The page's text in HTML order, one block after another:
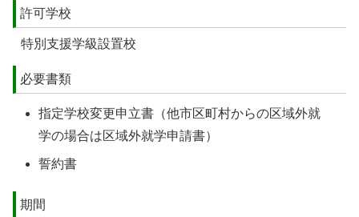
許可学校
特別支援学級設置校
必要書類
指定学校変更申立書（他市区町村からの区域外就
学の場合は区域外就学申請書）
誓約書
期間